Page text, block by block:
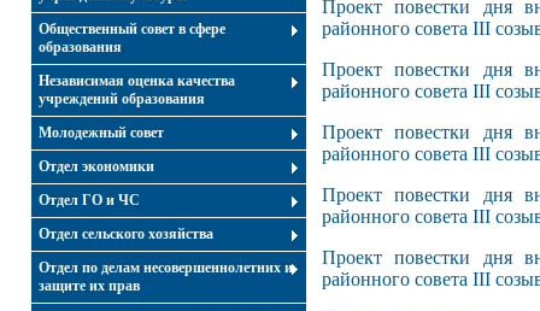
Общественный совет в сфере
образования
Независимая оценка качества
учреждений образования
Молодежный совет
Отдел экономики
Отдел ГО и ЧС
Отдел сельского хозяйства
Отдел по делам несовершеннолетних и
защите их прав
Проект повестки дня
районного совета III
Проект повестки дня
районного совета III
Проект повестки дня
районного совета III
Проект повестки дня
районного совета III
Проект повестки дня
районного совета III